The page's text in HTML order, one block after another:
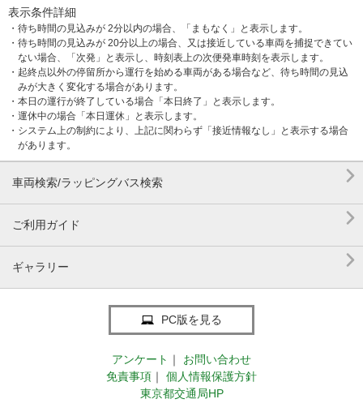
表示条件詳細
・待ち時間の見込みが 2分以内の場合、「まもなく」と表示します。
・待ち時間の見込みが 20分以上の場合、又は接近している車両を捕捉できてい
ない場合、「次発」と表示し、時刻表上の次便発車時刻を表示します。
・起終点以外の停留所から運行を始める車両がある場合など、待ち時間の見込
みが大きく変化する場合があります。
・本日の運行が終了している場合「本日終了」と表示します。
・運休中の場合「本日運休」と表示します。
・システム上の制約により、上記に関わらず「接近情報なし」と表示する場合
があります。
車両検索/ラッピングバス検索 
ご利用ガイド 
ギャラリー 
PC版を見る
アンケート ｜
お問い合わせ
免責事項 ｜
個人情報保護方針
東京都交通局HP